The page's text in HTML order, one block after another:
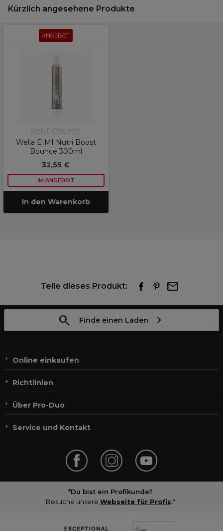
Kürzlich angesehene Produkte
ANGEBOT
Wella Professionals
Wella EIMI Nutri Boost
Bounce 300ml
32,55 €
IM ANGEBOT
In den Warenkorb
Teile dieses Produkt:
Finde einen Laden
Online einkaufen
Richtlinien
Über Pro-Duo
Service und Kontakt
*Du bist ein Profikunde?
Besuche unsere Webseite für Profis.*